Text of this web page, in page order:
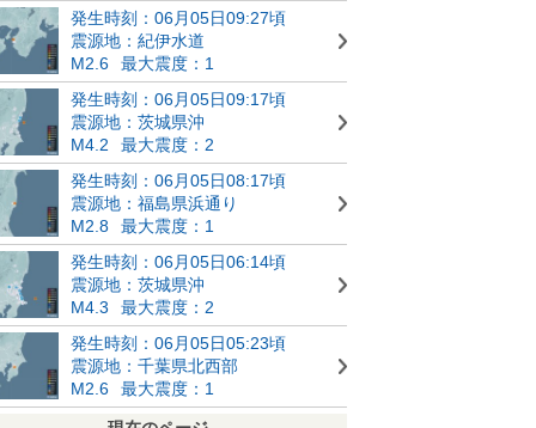
発生時刻：06月05日09:27頃
震源地：紀伊水道
M2.6
最大震度：1
発生時刻：06月05日09:17頃
震源地：茨城県沖
M4.2
最大震度：2
発生時刻：06月05日08:17頃
震源地：福島県浜通り
M2.8
最大震度：1
発生時刻：06月05日06:14頃
震源地：茨城県沖
M4.3
最大震度：2
発生時刻：06月05日05:23頃
震源地：千葉県北西部
M2.6
最大震度：1